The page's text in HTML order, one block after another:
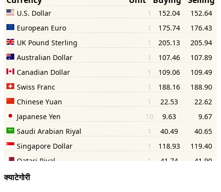
क्याटेगोरी